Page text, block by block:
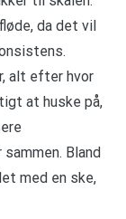
da det vil
alt efter hvor
at huske på,
Bland
med en ske,